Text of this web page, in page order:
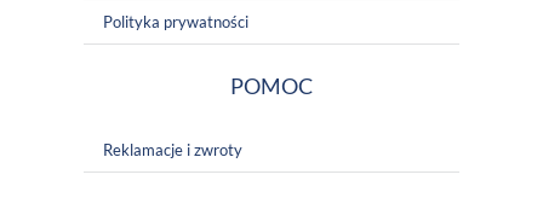
Polityka prywatności
POMOC
Reklamacje i zwroty